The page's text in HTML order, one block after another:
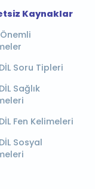
Kaynaklar
Soru Tipleri
Sağlık
Fen Kelimeleri
Sosyal